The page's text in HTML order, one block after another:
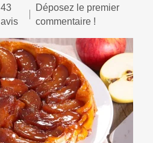
43
avis
Déposez le premier
commentaire !